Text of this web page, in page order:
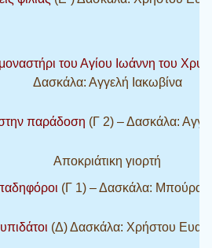
του Αγίου Ιωάννη του
Δασκάλα: Αγγελή Ιακωβίνα
παράδοση (Γ 2) – Δασκάλα:
Αποκριάτικη γιορτή
(Γ 1) – Δασκάλα: Μπούρα
(Δ) Δασκάλα: Χρήστου